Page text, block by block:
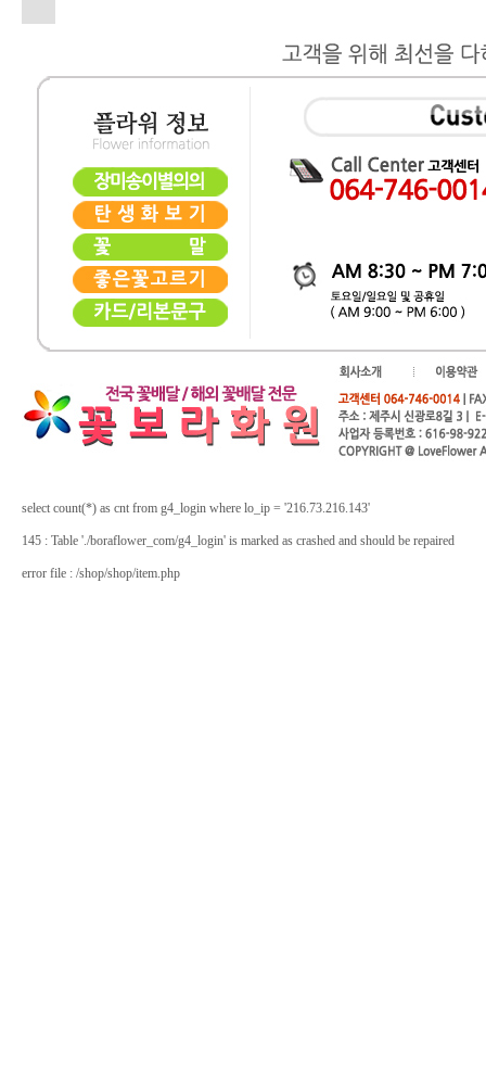
select count(*) as cnt from g4_login where lo_ip = '216.73.216.143'
145 : Table './boraflower_com/g4_login' is marked as crashed and should be repaired
error file : /shop/shop/item.php